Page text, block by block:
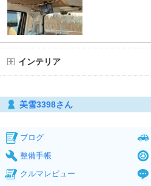
インテリア
美雪3398さん
ブログ
整備手帳
クルマレビュー